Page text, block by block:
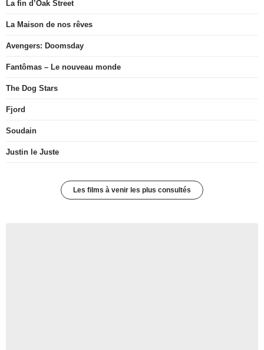
La fin d’Oak Street
La Maison de nos rêves
Avengers: Doomsday
Fantômas – Le nouveau monde
The Dog Stars
Fjord
Soudain
Justin le Juste
Les films à venir les plus consultés